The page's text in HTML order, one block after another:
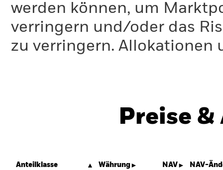
werden können, um
verringern und/oder das
zu verringern. Allokationen
Preise
Anteilklasse Währung NAV NAV-